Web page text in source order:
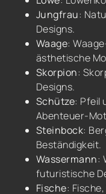
Jungfrau:
Designs.
Waage:
ästhetische
Skorpion:
Designs.
Schütze: Pfeil
Abenteuer-
Steinbock:
Beständigkeit.
Wassermann:
futuristische
Fische: